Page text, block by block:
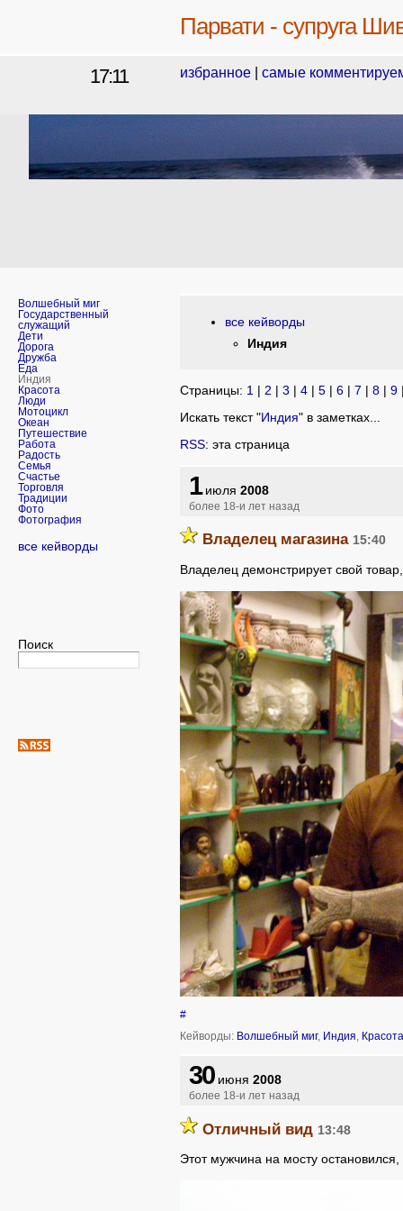
Парвати - супруга
17:11 избранное самые
Волшебный миг
Государственный
служащий
Дети
Дорога
Дружба
Еда
Индия
Красота
Люди
Мотоцикл
Океан
Путешествие
Работа
Радость
Семья
Счастье
Торговля
Традиции
Фото
Фотография
все кейворды
Поиск
все кейворды
Индия
Страницы: 1 | 2 | 3 | 4 | 5 | 6 | 7 | 8 | 9
Искать текст "Индия" в заметках...
RSS: эта страница
1июля 2008
более 18-и лет назад
Владелец магазина 15:40
Владелец демонстрирует свой
#
Кейворды: Волшебный миг, Индия Красота
30июня 2008
более 18-и лет назад
Отличный вид 13:48
Этот мужчина на мосту